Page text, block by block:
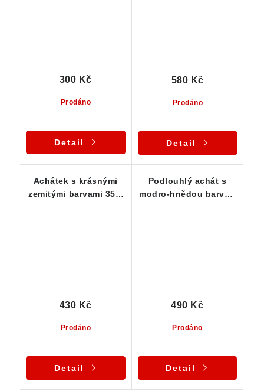
Prodáno
300 Kč
Detail
Prodáno
580 Kč
Detail
Achátek s krásnými
zemitými barvami 35 x
Prodáno
430 Kč
Detail
Podlouhlý achát s
modro-hnědou barvou
Prodáno
490 Kč
Detail